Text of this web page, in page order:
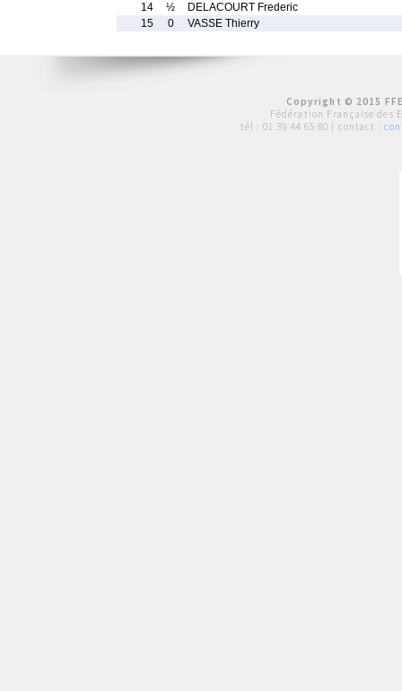
14
½
DELACOURT Frederic
15
0 VASSE Thierry
Copyright © 2015
Fédération Française des
tél : 01 39 44 65 80 | contact :